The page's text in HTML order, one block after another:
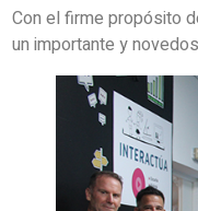
Con el firme propósito
un importante y